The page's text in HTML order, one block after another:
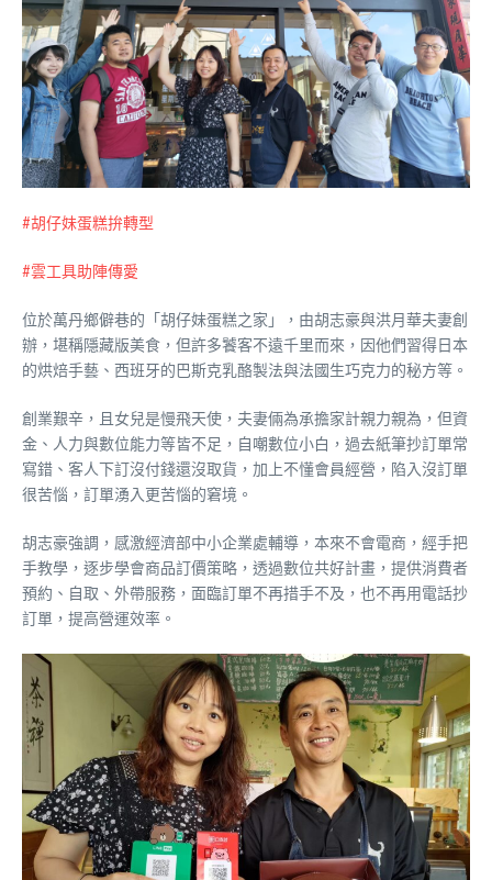
#胡仔妹蛋糕拚轉型
#雲工具助陣傳愛
位於萬丹鄉僻巷的「胡仔妹蛋糕之家」，由胡志豪與洪月華夫妻創
辦，堪稱隱藏版美食，但許多饕客不遠千里而來，因他們習得日本
的烘焙手藝、西班牙的巴斯克乳酪製法與法國生巧克力的秘方等。
創業艱辛，且女兒是慢飛天使，夫妻倆為承擔家計親力親為，但資
金、人力與數位能力等皆不足，自嘲數位小白，過去紙筆抄訂單常
寫錯、客人下訂沒付錢還沒取貨，加上不懂會員經營，陷入沒訂單
很苦惱，訂單湧入更苦惱的窘境。
胡志豪強調，感激經濟部中小企業處輔導，本來不會電商，經手把
手教學，逐步學會商品訂價策略，透過數位共好計畫，提供消費者
預約、自取、外帶服務，面臨訂單不再措手不及，也不再用電話抄
訂單，提高營運效率。